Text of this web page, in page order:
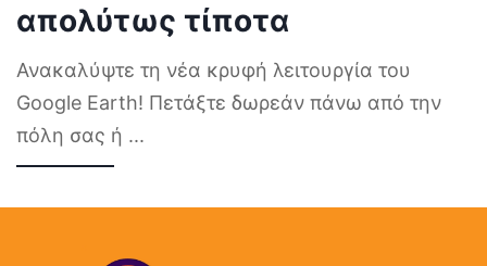
απολύτως τίποτα
Ανακαλύψτε τη νέα κρυφή λειτουργία του
Google Earth! Πετάξτε δωρεάν πάνω από την
πόλη σας ή ...